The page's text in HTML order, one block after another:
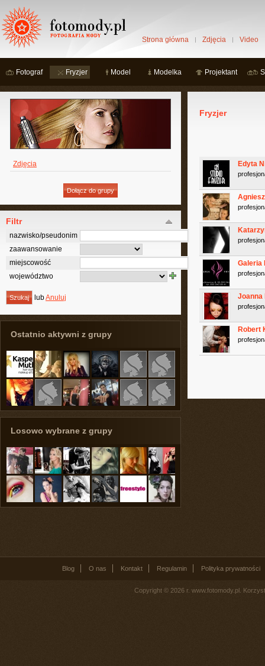
Strona główna Zdjęcia Video
Fotograf Fryzjer Model Modelka Projektant
Fryzjer
Edyta
Galeria
Joanna
Robert
Zdjęcia
Filtr
nazwisko/pseudonim
zaawansowanie
miejscowość
województwo
lubAnuluj
Ostatnio aktywni z grupy
Losowo wybrane z grupy
Blog O nas Kontakt Regulamin Polityka prywatności
Copyright © 2026 r. www.fotomody.pl.